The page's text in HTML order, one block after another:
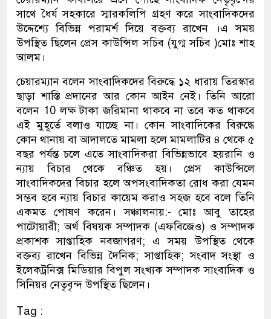
সাথে ধৈর্য সহকারে স্মারকলিপি গ্রহণ করে সাংবাদিকদের
উদ্দেশ্যে বিভিন্ন পরামর্শ দিয়ে বক্তব্য রাখেন ।এ সময়
উপস্থিত ছিলেন প্রেস কাউন্সিল সচিব (যুগ্ম সচিব )মোঃ শাহ
আলম।
চেয়ারম্যান বলেন সাংবাদিকদের বিরুদ্ধে ১২ ধারায় তিরস্কার
ছাড়া শাস্তি প্রদানের আর কোন আইন নেই। তিনি আরো
বলেন 10 লক্ষ টাকা জরিমানা থাকবে না তবে কত থাকবে
এই মুহূর্তে বলাও যাচ্ছে না। কোন সাংবাদিকের বিরুদ্ধে
কোন থানায় বা আদালতে মামলা হলে মামলাটির ৪ থেকে ৫
বছর পর্যন্ত চলে এতে সাংবাদিকরা বিভিন্নভাবে হয়রানি ও
ন্যায় বিচার থেকে বঞ্চিত হয়। প্রেস কাউন্সিলে
সাংবাদিকদের বিচার হলে অপসংবাদিকতা রোধ করা যেমন
সম্ভব হবে ন্যায় বিচার কায়েম করাও সহজ হবে বলে তিনি
একমত পোষণ করেন। সঞ্চালনায়:- মোঃ আবু তাহের
পাটোয়ারী; অর্থ বিষয়ক সম্পাদক (এফবিজেও) ও সম্পাদক
প্রকাশক সাপ্তাহিক নবজাগরণ; এ সময় উপস্থিত থেকে
বক্তব্য রাখেন বিভিন্ন দৈনিক; সাপ্তাহিক; সংবাদ সংস্থা ও
ইলেকট্রনিক্স মিডিয়ার বিপুল সংখ্যক সম্পাদক সাংবাদিক ও
সিনিয়র নেতৃবৃন্দ উপস্থিত ছিলেন।
Tag :